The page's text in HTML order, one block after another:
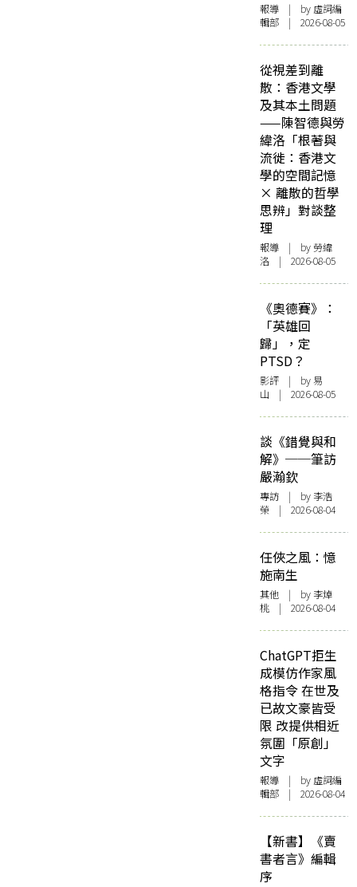
報導 | by 虛詞編
輯部 | 2026-08-05
從視差到離
散：香港文學
及其本土問題
——陳智德與勞
緯洛「根著與
流徙：香港文
學的空間記憶
× 離散的哲學
思辨」對談整
理
報導 | by 勞緯
洛 | 2026-08-05
《奧德賽》：
「英雄回
歸」，定
PTSD？
影評 | by 易
山 | 2026-08-05
談《錯覺與和
解》──筆訪
嚴瀚欽
專訪 | by 李浩
榮 | 2026-08-04
任俠之風：憶
施南生
其他 | by 李焯
桃 | 2026-08-04
ChatGPT拒生
成模仿作家風
格指令 在世及
已故文豪皆受
限 改提供相近
氛圍「原創」
文字
報導 | by 虛詞編
輯部 | 2026-08-04
【新書】《賣
書者言》編輯
序